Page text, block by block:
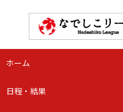
ホーム
日程・結果